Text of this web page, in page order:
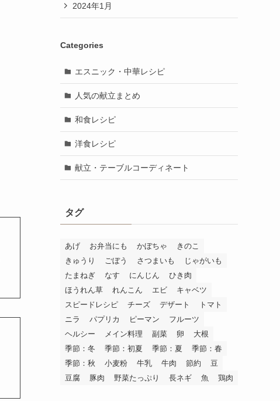
2024年1月
Categories
エスニック・中華レシピ
人気の献立まとめ
和食レシピ
洋食レシピ
献立・テーブルコーディネート
タグ
あげ お弁当にも かぼちゃ
きのこ
きゅうり
ごぼう さつまいも
じゃがいも
たまねぎ
なす にんじん
ひき肉
ほうれん草
れんこん エビ
キャベツ
スピードレシピ
チーズ デザート
トマト
ニラ
パプリカ ピーマン
フルーツ
ヘルシー
メイン料理 副菜 卵
大根
季節：冬
季節：初夏 季節：夏
季節：春
季節：秋
小麦粉 牛乳 牛肉 節約
豆
豆腐
豚肉 野菜たっぷり 長ネギ 魚 鶏肉